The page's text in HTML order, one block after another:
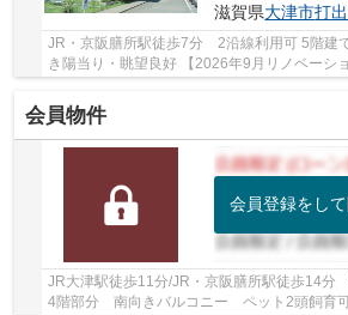
滋賀県大津市打
JR・京阪膳所駅徒歩7分 2沿線利用可 5階建
き陽当り・眺望良好 【2026年9月リノベー
会員物件
会員登録をし
JR大津駅徒歩11分/JR・京阪膳所駅徒歩14
4階部分 南向きバルコニー ペット2頭飼育